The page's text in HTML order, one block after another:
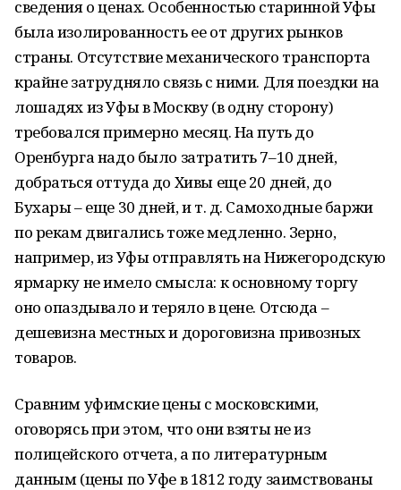
сведения о ценах. Особенностью старинной Уфы
была изолированность ее от других рынков
страны. Отсутствие механического транспорта
крайне затрудняло связь с ними. Для поездки на
лошадях из Уфы в Москву (в одну сторону)
требовался примерно месяц. На путь до
Оренбурга надо было затратить 7–10 дней,
добраться оттуда до Хивы еще 20 дней, до
Бухары – еще 30 дней, и т. д. Самоходные баржи
по рекам двигались тоже медленно. Зерно,
например, из Уфы отправлять на Нижегородскую
ярмарку не имело смысла: к основному торгу
оно опаздывало и теряло в цене. Отсюда –
дешевизна местных и дороговизна привозных
товаров.
Сравним уфимские цены с московскими,
оговорясь при этом, что они взяты не из
полицейского отчета, а по литературным
данным (цены по Уфе в 1812 году заимствованы